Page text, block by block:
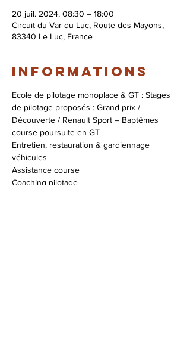
20 juil. 2024, 08:30 – 18:00
Circuit du Var du Luc, Route des Mayons,
83340 Le Luc, France
Informations
Ecole de pilotage monoplace & GT : Stages
de pilotage proposés : Grand prix /
Découverte / Renault Sport – Baptêmes
course poursuite en GT
Entretien, restauration & gardiennage
véhicules
Assistance course
Coaching pilotage